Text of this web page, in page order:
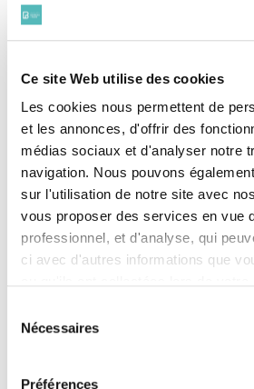
Ce site Web utilise des cookies
Les cookies nous permettent de
et les annonces, d'offrir des
médias sociaux et d'analyser notre
navigation. Nous pouvons
sur l'utilisation de notre site avec
vous proposer des services en vue
professionnel, et d'analyse, qui
ci avec d'autres informations que
continuez à utiliser notre site Web.
Pour en savoir plus sur notre
Nécessaires
Préférences
CABANNES Bernard
(1875 - 1918)
CAHU Raymond
(1886-1915)
CANTE Jean
(1889-1917)
(1887-1915)
CARNOY Raoul
(1883-1917)
CAUVIÈRE Henri
(1887-1916)
(1891 - 1914)